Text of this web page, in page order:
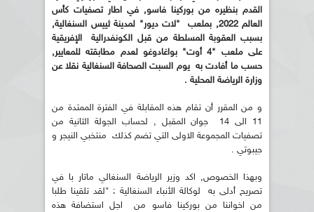
القدم بنظيره من بوركينا فاسو, في اطار تصفيات كأس
العالم 2022, بملعب "لات ديور" لمدينة ثييس السنغالية,
بسبب العقوبة المسلطة من قبل الكونفدرالية الإفريقية
على ملعب "4 أوت" بواغادوغو لعدم مطابقته للمعايير,
حسب ما أفادت به يوم السبت الصحافة السنغالية نقلا عن
وزارة الرياضة المحلية .
و من المقرر أن تقام هذه المقابلة في الفترة الممتدة من
11 الى 14 جوان المقبل , لحساب الجولة الثانية من
تصفيات المجموعة الاولى التي تضم كذلك منتخبي النيجر و
جيبوتي .
وبهذا الخصوص, اكد وزير الرياضة السنغالي ماتار با في
تصريح أدلى به لوكالة الأنباء السنغالية : "لقد تلقينا طلبا
من اخواننا من بوركينا فاسو من اجل استضافة هذه